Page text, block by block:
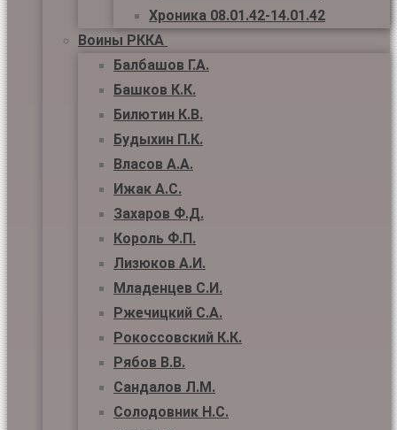
Хроника 08.01.42-14.01.42
Воины РККА
Балбашов Г.А.
Башков К.К.
Билютин К.В.
Будыхин П.К.
Власов А.А.
Ижак А.С.
Захаров Ф.Д.
Король Ф.П.
Лизюков А.И.
Младенцев С.И.
Ржечицкий С.А.
Рокоссовский К.К.
Рябов В.В.
Сандалов Л.М.
Солодовник Н.С.